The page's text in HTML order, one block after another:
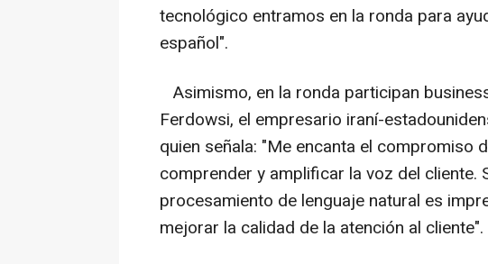
tecnológico entramos en la ronda para
español".
Asimismo, en la ronda participan
Ferdowsi, el empresario iraní-
quien señala: "Me encanta el compromiso
comprender y amplificar la voz del cliente.
procesamiento de lenguaje natural es
mejorar la calidad de la atención al cliente".